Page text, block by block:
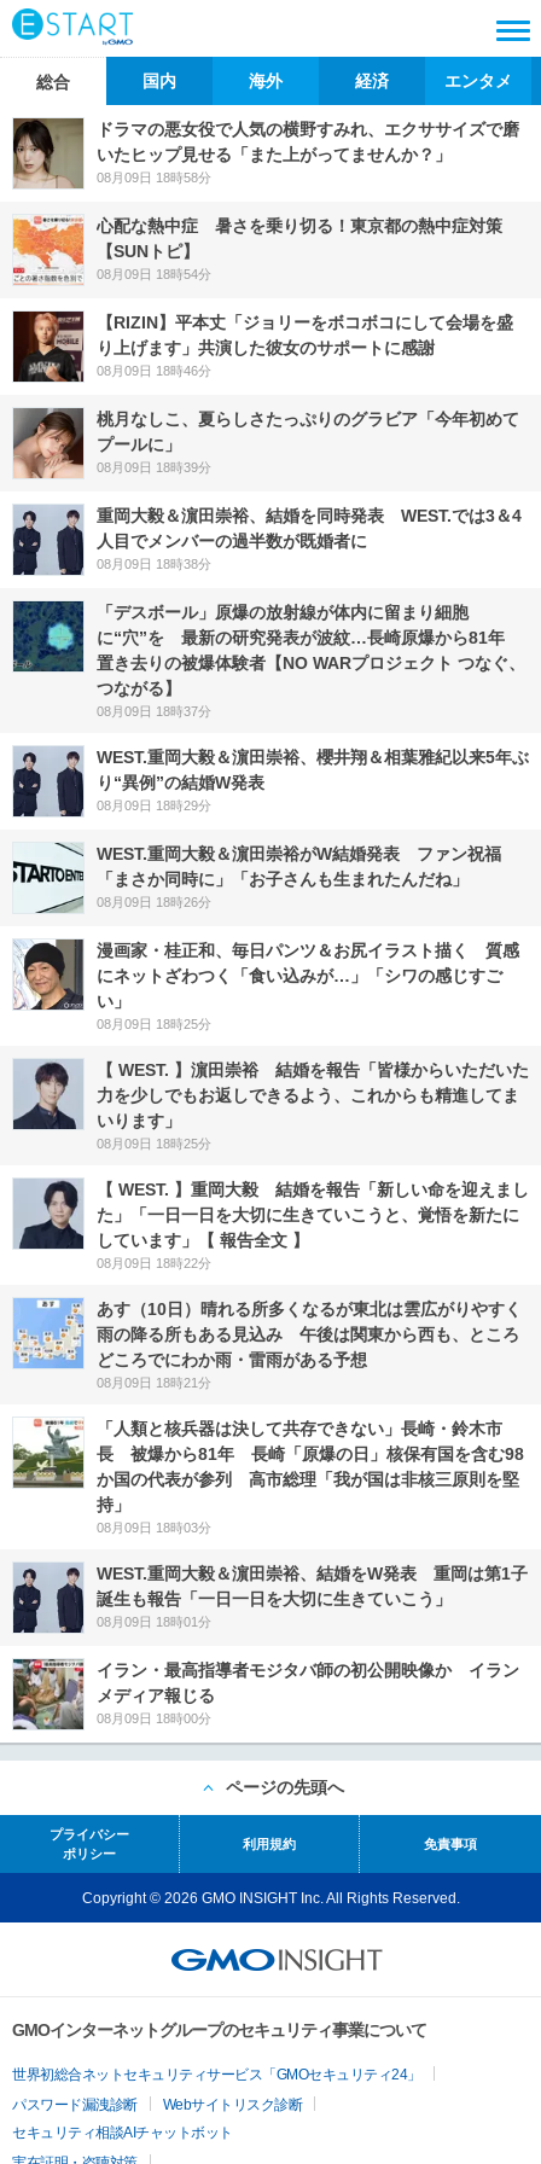
総合 国内 海外 経済 エンタメ
ドラマの悪女役で人気の横野すみれ、エクササイズで磨
いたヒップ見せる「また上がってませんか？」
08月09日 18時58分
心配な熱中症 暑さを乗り切る！東京都の熱中症対策
【SUNトピ】
08月09日 18時54分
【RIZIN】平本丈「ジョリーをボコボコにして会場を盛
り上げます」共演した彼女のサポートに感謝
08月09日 18時46分
桃月なしこ、夏らしさたっぷりのグラビア「今年初めて
プールに」
08月09日 18時39分
重岡大毅＆濵田崇裕、結婚を同時発表 WEST.では3＆4
人目でメンバーの過半数が既婚者に
08月09日 18時38分
「デスボール」原爆の放射線が体内に留まり細胞
に“穴”を 最新の研究発表が波紋…長崎原爆から81年
置き去りの被爆体験者【NO WARプロジェクト つなぐ、
つながる】
08月09日 18時37分
WEST.重岡大毅＆濵田崇裕、櫻井翔＆相葉雅紀以来5年ぶ
り“異例”の結婚W発表
08月09日 18時29分
WEST.重岡大毅＆濵田崇裕がW結婚発表 ファン祝福
「まさか同時に」「お子さんも生まれたんだね」
08月09日 18時26分
漫画家・桂正和、毎日パンツ＆お尻イラスト描く 質感
にネットざわつく「食い込みが…」「シワの感じすご
い」
08月09日 18時25分
【 WEST. 】濵田崇裕 結婚を報告「皆様からいただいた
力を少しでもお返しできるよう、これからも精進してま
いります」
08月09日 18時25分
【 WEST. 】重岡大毅 結婚を報告「新しい命を迎えまし
た」「一日一日を大切に生きていこうと、覚悟を新たに
しています」【 報告全文 】
08月09日 18時22分
あす（10日）晴れる所多くなるが東北は雲広がりやすく
雨の降る所もある見込み 午後は関東から西も、ところ
どころでにわか雨・雷雨がある予想
08月09日 18時21分
「人類と核兵器は決して共存できない」長崎・鈴木市
長 被爆から81年 長崎「原爆の日」核保有国を含む98
か国の代表が参列 高市総理「我が国は非核三原則を堅
持」
08月09日 18時03分
WEST.重岡大毅＆濵田崇裕、結婚をW発表 重岡は第1子
誕生も報告「一日一日を大切に生きていこう」
08月09日 18時01分
イラン・最高指導者モジタバ師の初公開映像か イラン
メディア報じる
08月09日 18時00分
ページの先頭へ
プライバシー
ポリシー
利用規約 免責事項
Copyright © 2026 GMO INSIGHT Inc. All Rights Reserved.
GMOインターネットグループのセキュリティ事業について
世界初総合ネットセキュリティサービス「GMOセキュリティ24」
パスワード漏洩診断
Webサイトリスク診断
セキュリティ相談AIチャットボット